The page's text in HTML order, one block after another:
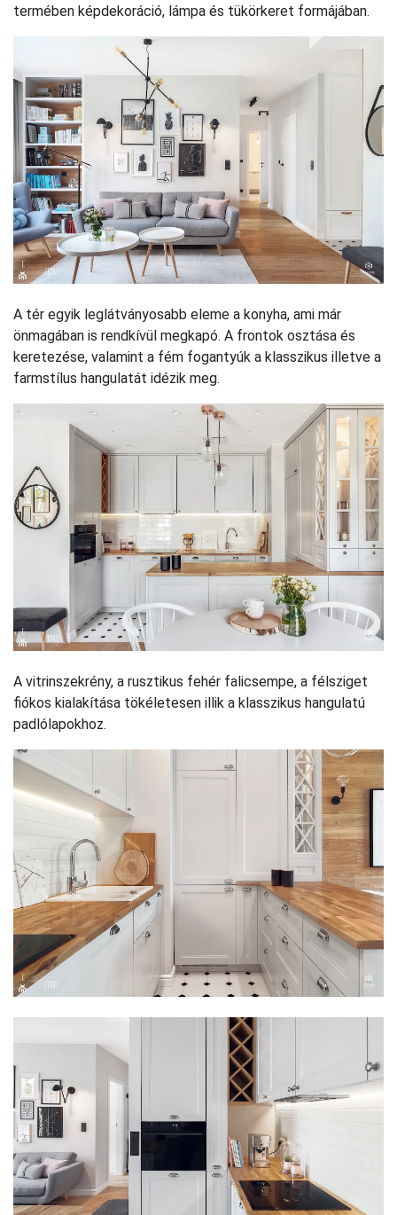
termében képdekoráció, lámpa és tükörkeret formájában.
A tér egyik leglátványosabb eleme a konyha, ami már
önmagában is rendkívül megkapó. A frontok osztása és
keretezése, valamint a fém fogantyúk a klasszikus illetve a
farmstílus hangulatát idézik meg.
A vitrinszekrény, a rusztikus fehér falicsempe, a félsziget
fiókos kialakítása tökéletesen illik a klasszikus hangulatú
padlólapokhoz.